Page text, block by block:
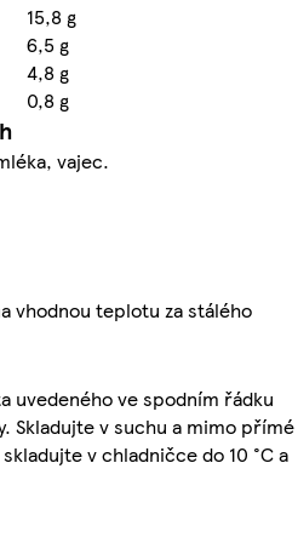
15,8 g
6,5 g
4,8 g
0,8 g
vajec.
vhodnou teplotu za stálého
uvedeného ve spodním řádku
Skladujte v suchu a mimo přímé
v chladničce do 10 °C a